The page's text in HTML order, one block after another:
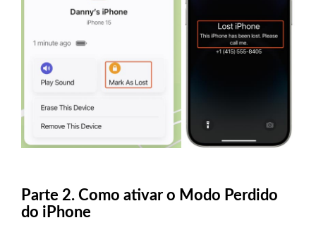
Parte 2. Como ativar o Modo Perdido
do iPhone